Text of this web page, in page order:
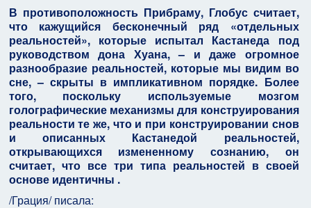
В противоположность Прибраму, Глобус считает,
что кажущийся бесконечный ряд «отдельных
реальностей», которые испытал Кастанеда под
руководством дона Хуана, – и даже огромное
разнообразие реальностей, которые мы видим во
сне, – скрыты в импликативном порядке. Более
того, поскольку используемые мозгом
голографические механизмы для конструирования
реальности те же, что и при конструировании снов
и описанных Кастанедой реальностей,
открывающихся измененному сознанию, он
считает, что все три типа реальностей в своей
основе идентичны .
/Грация/ писала: